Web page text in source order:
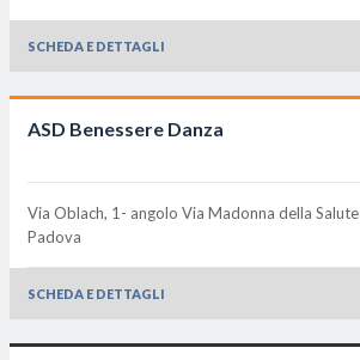
SCHEDA E DETTAGLI
ASD Benessere Danza
Via Oblach, 1- angolo Via Madonna della Salute
Padova
SCHEDA E DETTAGLI